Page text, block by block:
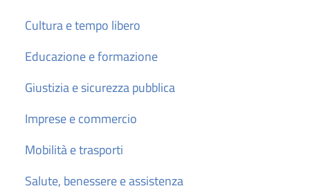
Cultura e tempo libero
Educazione e formazione
Giustizia e sicurezza pubblica
Imprese e commercio
Mobilità e trasporti
Salute, benessere e assistenza